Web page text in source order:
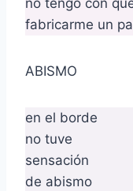
fabricarme un
ABISMO
en el borde
no tuve
sensación
de abismo